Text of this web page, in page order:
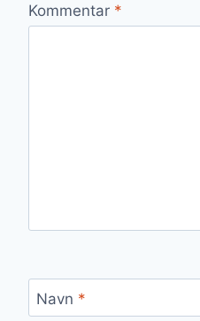
Kommentar *
Navn *